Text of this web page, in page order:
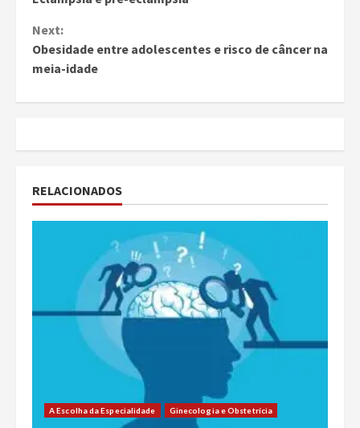
Reading
Next:
Obesidade entre adolescentes e risco de câncer na
meia-idade
RELACIONADOS
A Escolha da Especialidade Ginecologia e Obstetrícia